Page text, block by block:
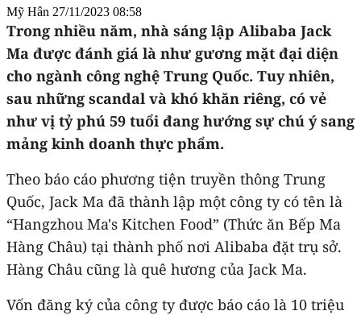
Mỹ Hân 27/11/2023 08:58
Trong nhiều năm, nhà sáng lập Alibaba Jack
Ma được đánh giá là như gương mặt đại diện
cho ngành công nghệ Trung Quốc. Tuy nhiên,
sau những scandal và khó khăn riêng, có vẻ
như vị tỷ phú 59 tuổi đang hướng sự chú ý sang
mảng kinh doanh thực phẩm.
Theo báo cáo phương tiện truyền thông Trung
Quốc, Jack Ma đã thành lập một công ty có tên là
“Hangzhou Ma's Kitchen Food” (Thức ăn Bếp Ma
Hàng Châu) tại thành phố nơi Alibaba đặt trụ sở.
Hàng Châu cũng là quê hương của Jack Ma.
Vốn đăng ký của công ty được báo cáo là 10 triệu